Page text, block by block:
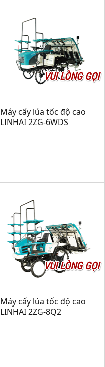
VUI LÒNG GỌI
Máy cấy lúa tốc độ cao
LINHAI 2ZG-6WDS
VUI LÒNG GỌI
Máy cấy lúa tốc độ cao
LINHAI 2ZG-8Q2